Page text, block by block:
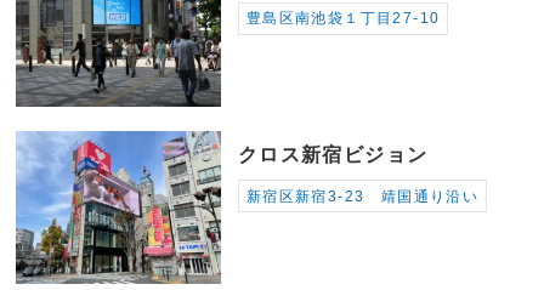
豊島区南池袋１丁目27-10
クロス新宿ビジョン
新宿区新宿3-23 靖国通り沿い